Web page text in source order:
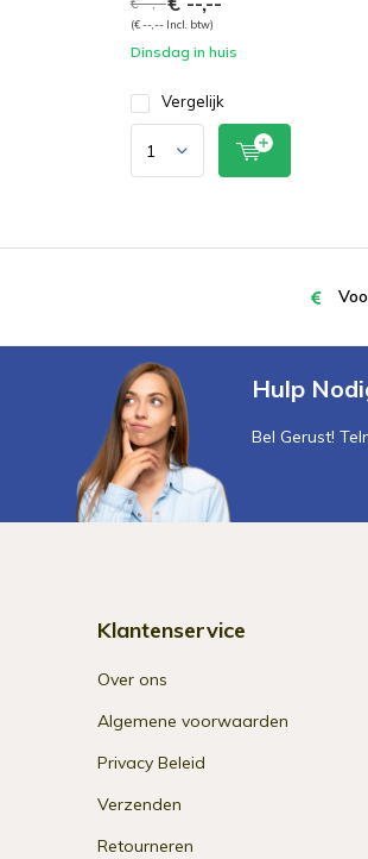
(€ --,-- Incl. btw)
Dinsdag in huis
Vergelijk
Hulp
Bel Gerust!
Klantenservice
Over ons
Algemene voorwaarden
Privacy Beleid
Verzenden
Retourneren